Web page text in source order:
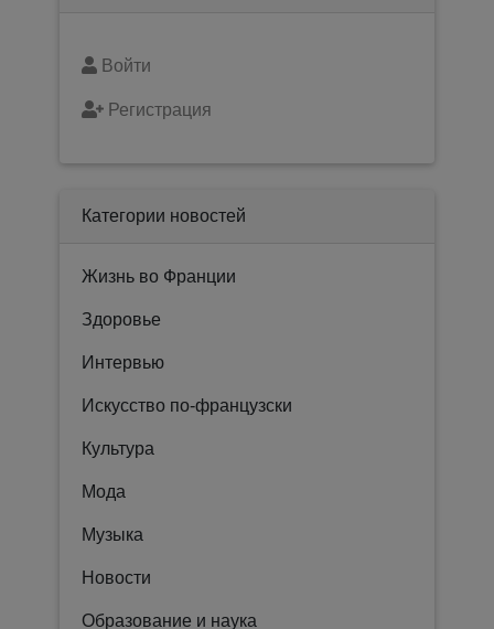
Войти
Регистрация
Категории новостей
Жизнь во Франции
Здоровье
Интервью
Искусство по-французски
Культура
Мода
Музыка
Новости
Образование и наука